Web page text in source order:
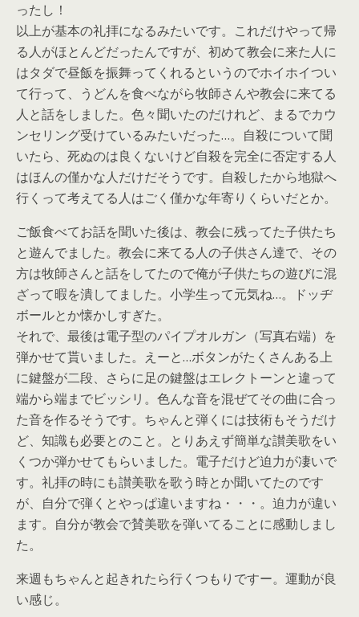
ったし！
以上が基本の礼拝になるみたいです。これだけやって帰
る人がほとんどだったんですが、初めて教会に来た人に
はタダで昼飯を振舞ってくれるというのでホイホイつい
て行って、うどんを食べながら牧師さんや教会に来てる
人と話をしました。色々聞いたのだけれど、まるでカウ
ンセリング受けているみたいだった…。自殺について聞
いたら、死ぬのは良くないけど自殺を完全に否定する人
はほんの僅かな人だけだそうです。自殺したから地獄へ
行くって考えてる人はごく僅かな年寄りくらいだとか。
ご飯食べてお話を聞いた後は、教会に残ってた子供たち
と遊んでました。教会に来てる人の子供さん達で、その
方は牧師さんと話をしてたので俺が子供たちの遊びに混
ざって暇を潰してました。小学生って元気ね…。ドッヂ
ボールとか懐かしすぎた。
それで、最後は電子型のパイプオルガン（写真右端）を
弾かせて貰いました。えーと…ボタンがたくさんある上
に鍵盤が二段、さらに足の鍵盤はエレクトーンと違って
端から端までビッシリ。色んな音を混ぜてその曲に合っ
た音を作るそうです。ちゃんと弾くには技術もそうだけ
ど、知識も必要とのこと。とりあえず簡単な讃美歌をい
くつか弾かせてもらいました。電子だけど迫力が凄いで
す。礼拝の時にも讃美歌を歌う時とか聞いてたのです
が、自分で弾くとやっぱ違いますね・・・。迫力が違い
ます。自分が教会で賛美歌を弾いてることに感動しまし
た。
来週もちゃんと起きれたら行くつもりですー。運動が良
い感じ。